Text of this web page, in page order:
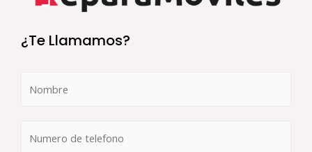
¿Te Llamamos?